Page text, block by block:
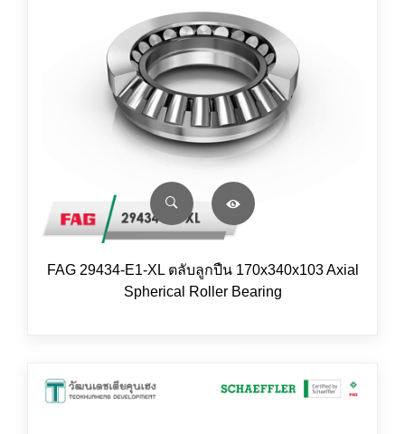
FAG 29434-E1-XL ตลับลูกปืน 170x340x103 Axial
Spherical Roller Bearing